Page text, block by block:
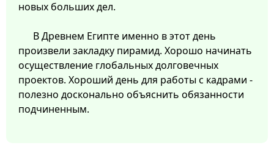
новых больших дел.
В Древнем Египте именно в этот день
произвели закладку пирамид. Хорошо начинать
осуществление глобальных долговечных
проектов. Хороший день для работы с кадрами -
полезно досконально объяснить обязанности
подчиненным.